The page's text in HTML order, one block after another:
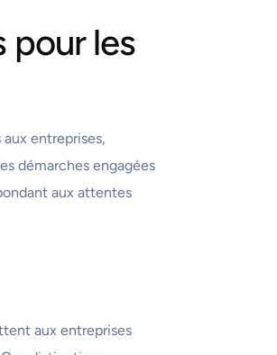
pour les
entreprises,
démarches engagées
aux attentes
aux entreprises